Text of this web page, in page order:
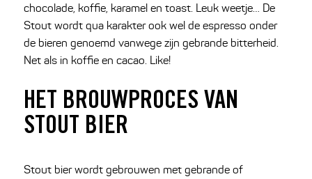
chocolade, koffie, karamel en toast. Leuk weetje… De
Stout wordt qua karakter ook wel de espresso onder
de bieren genoemd vanwege zijn gebrande bitterheid.
Net als in koffie en cacao. Like!
HET BROUWPROCES VAN
STOUT BIER
Stout bier wordt gebrouwen met gebrande of